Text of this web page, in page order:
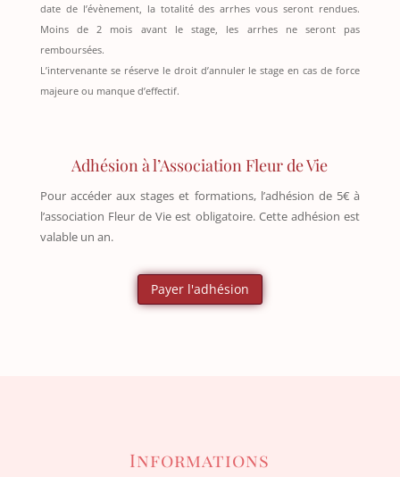
date de l’évènement, la totalité des arrhes vous seront rendues.
Moins de 2 mois avant le stage, les arrhes ne seront pas
remboursées.
L’intervenante se réserve le droit d’annuler le stage en cas de force
majeure ou manque d’effectif.
Adhésion à l’Association Fleur de Vie
Pour accéder aux stages et formations, l’adhésion de 5€ à
l’association Fleur de Vie est obligatoire. Cette adhésion est
valable un an.
Payer l'adhésion
Informations